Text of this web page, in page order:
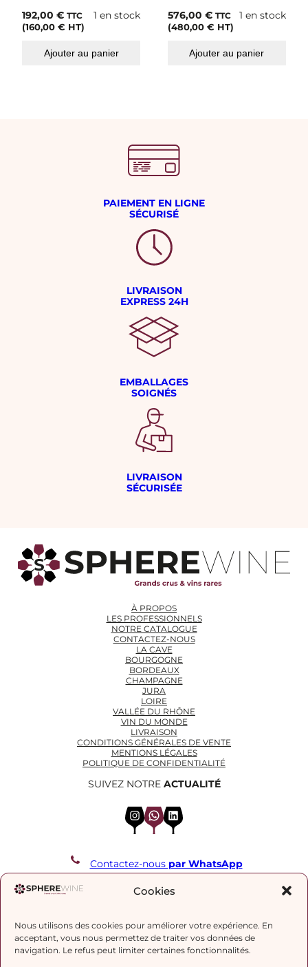
Cookies
Nous utilisons des cookies pour améliorer votre expérience. En
acceptant, vous nous permettez de traiter vos données de
navigation. Le refus peut limiter certaines fonctionnalités.
192,00€ TTC
(160,00€ HT)
1 en stock
Ajouter au panier
576,00 € TTC
(480,00 €HT)
1 en stock
Ajouter au panier
PAIEMENT EN LIGNE
SÉCURISÉ
LIVRAISON
EXPRESS 24H
EMBALLAGES
SOIGNÉS
LIVRAISON
SÉCURISÉE
À PROPOS
LES PROFESSIONNELS
NOTRE CATALOGUE
CONTACTEZ-NOUS
LA CAVE
BOURGOGNE
BORDEAUX
CHAMPAGNE
JURA
LOIRE
VALLÉE DU RHÔNE
VIN DU MONDE
LIVRAISON
CONDITIONS GÉNÉRALES DE VENTE
MENTIONS LÉGALES
POLITIQUE DE CONFIDENTIALITÉ
SUIVEZ NOTRE ACTUALITÉ
InstagramWhatsApp LinkedIn
Contactez-nous par WhatsApp
REJOIGNEZ NOTRE LISTE DE DIFFUSION
politique de confidentialité.